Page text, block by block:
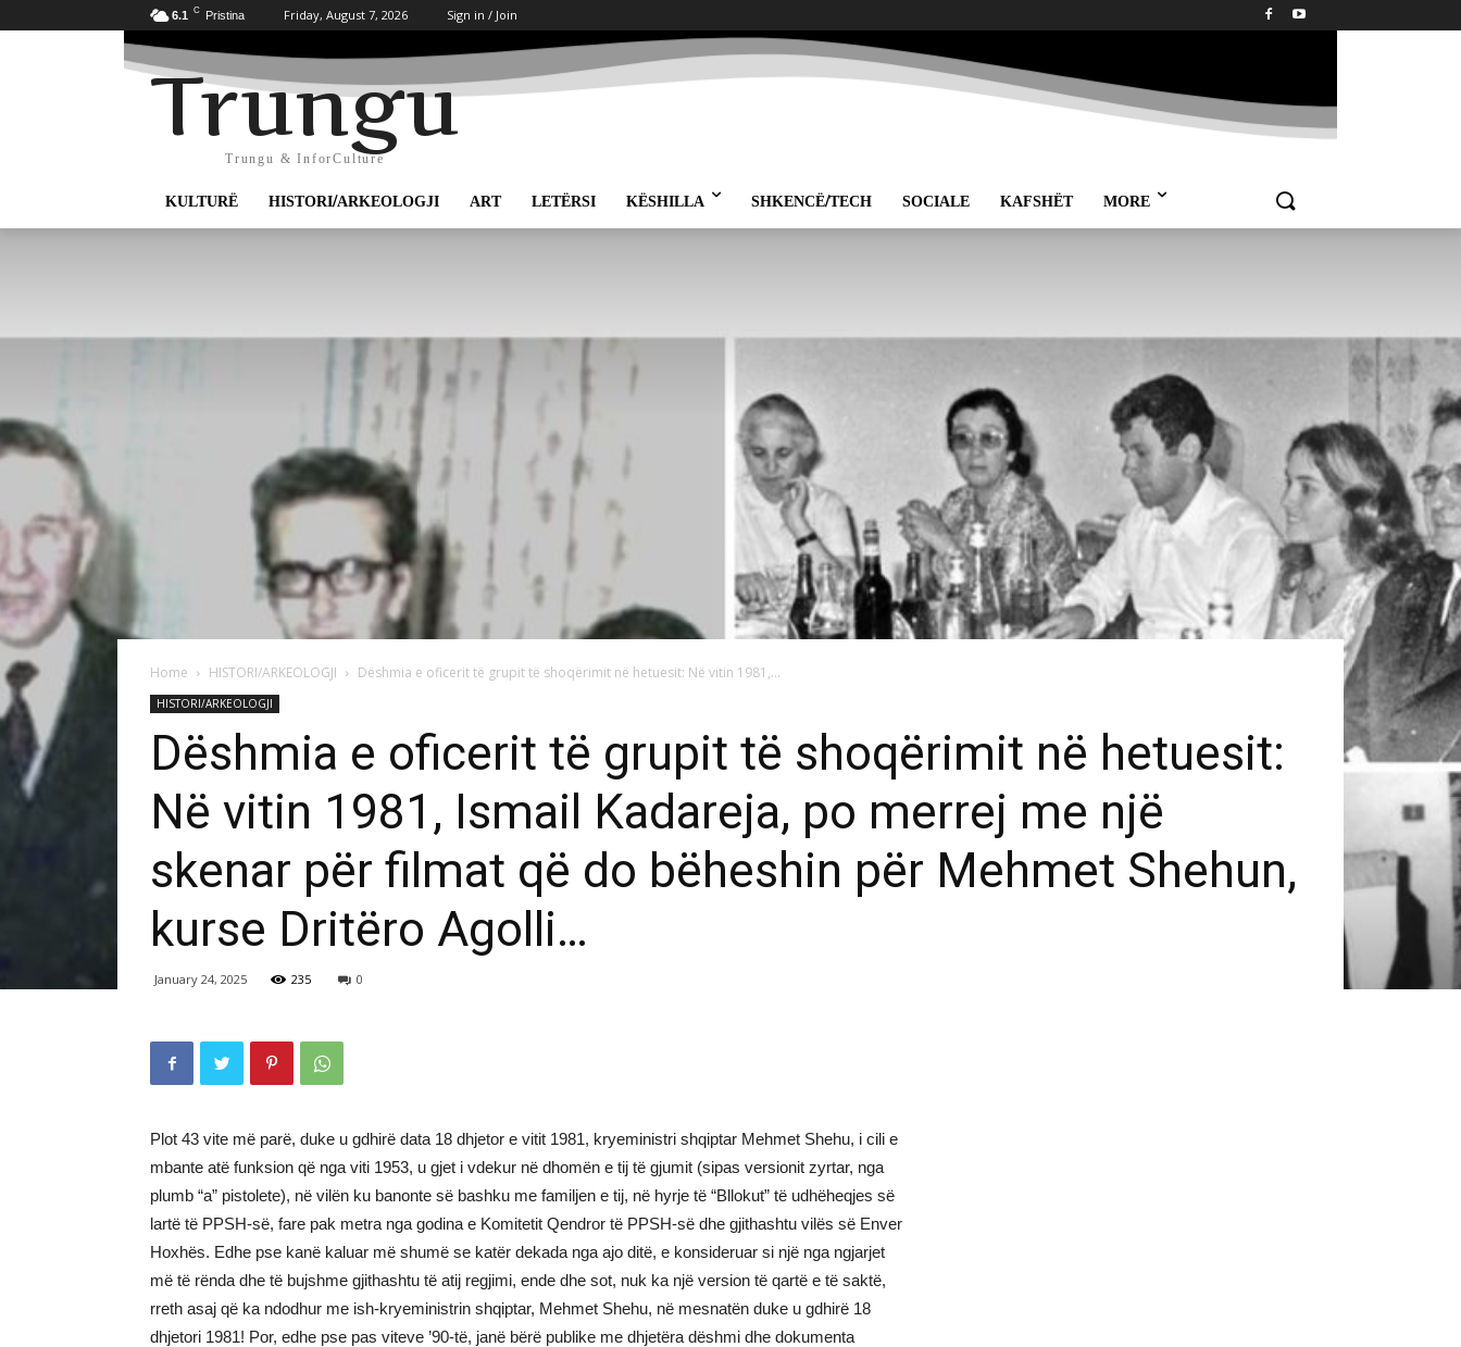
6.1 C Pristina Friday, August 7, 2026 Sign in / Join
Trungu
Trungu & InforCulture
KULTURË HISTORI/ARKEOLOGJI ART LETËRSI KËSHILLA SHKENCË/TECH SOCIALE KAFSHËT MORE
Home HISTORI/ARKEOLOGJI Dëshmia e oficerit të grupit të shoqërimit në hetuesit: Në vitin 1981,...
HISTORI/ARKEOLOGJI
Dëshmia e oficerit të grupit të shoqërimit në hetuesit:
Në vitin 1981, Ismail Kadareja, po merrej me një
skenar për filmat që do bëheshin për Mehmet Shehun,
kurse Dritëro Agolli…
January 24, 2025 235 0
Plot 43 vite më parë, duke u gdhirë data 18 dhjetor e vitit 1981, kryeministri shqiptar Mehmet Shehu, i cili e
mbante atë funksion që nga viti 1953, u gjet i vdekur në dhomën e tij të gjumit (sipas versionit zyrtar, nga
plumb “a” pistolete), në vilën ku banonte së bashku me familjen e tij, në hyrje të “Bllokut” të udhëheqjes së
lartë të PPSH-së, fare pak metra nga godina e Komitetit Qendror të PPSH-së dhe gjithashtu vilës së Enver
Hoxhës. Edhe pse kanë kaluar më shumë se katër dekada nga ajo ditë, e konsideruar si një nga ngjarjet
më të rënda dhe të bujshme gjithashtu të atij regjimi, ende dhe sot, nuk ka një version të qartë e të saktë,
rreth asaj që ka ndodhur me ish-kryeministrin shqiptar, Mehmet Shehu, në mesnatën duke u gdhirë 18
dhjetori 1981! Por, edhe pse pas viteve ’90-të, janë bërë publike me dhjetëra dëshmi dhe dokumenta